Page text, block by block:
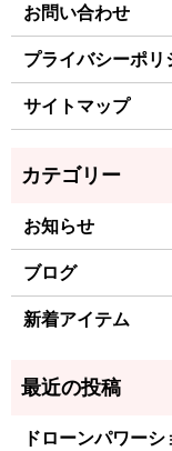
お問い合わせ
プライバシーポリ
サイトマップ
お知らせ
ブログ
新着アイテム
ドローンパワー